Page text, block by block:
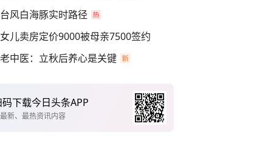
台风白海豚实时路径
女儿卖房定价9000被母亲7500签约
老中医：立秋后养心是关键
下载今日头条APP
新、最热资讯内容